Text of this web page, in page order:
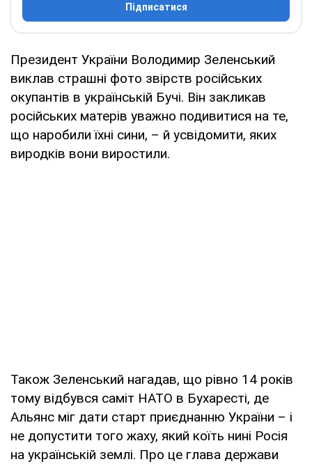
Підписатися
Президент України Володимир Зеленський
виклав страшні фото звірств російських
окупантів в українській Бучі. Він закликав
російських матерів уважно подивитися на те,
що наробили їхні сини, – й усвідомити, яких
виродків вони виростили.
Також Зеленський нагадав, що рівно 14 років
тому відбувся саміт НАТО в Бухаресті, де
Альянс міг дати старт приєднанню України – і
не допустити того жаху, який коїть нині Росія
на українській землі. Про це глава держави